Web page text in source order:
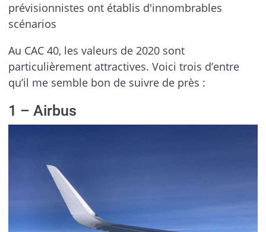
prévisionnistes ont établis d'innombrables
scénarios
Au CAC 40, les valeurs de 2020 sont
particulièrement attractives. Voici trois d’entre
qu’il me semble bon de suivre de près :
1 – Airbus